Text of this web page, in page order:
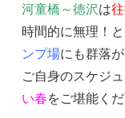
河童橋～徳沢は
時間的に無理！
ンプ場にも群落が
ご自身のスケジ
い春をご堪能くだ